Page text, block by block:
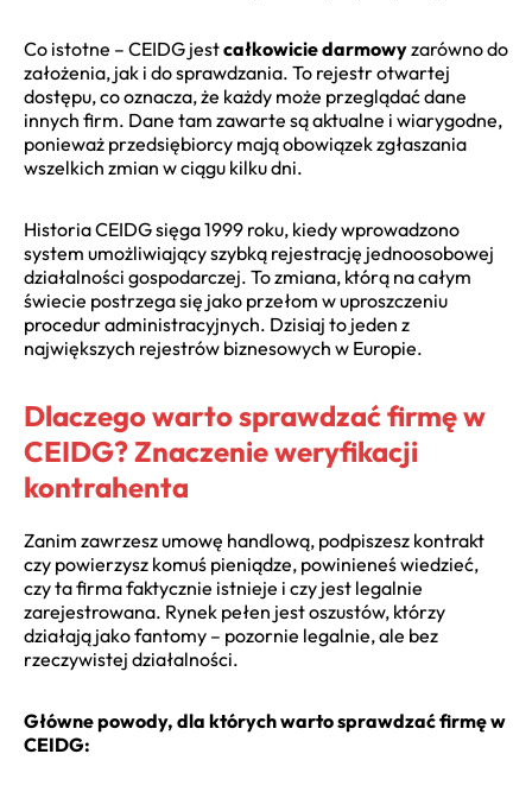
Co istotne – CEIDG jestcałkowicie darmowyzarówno do
założenia, jak i do sprawdzania. To rejestr otwartej
dostępu, co oznacza, że każdy może przeglądać dane
innych firm. Dane tam zawarte są aktualne i wiarygodne,
ponieważ przedsiębiorcy mają obowiązek zgłaszania
wszelkich zmian w ciągu kilku dni.
Historia CEIDG sięga 1999 roku, kiedy wprowadzono
system umożliwiający szybką rejestrację jednoosobowej
działalności gospodarczej. To zmiana, którą na całym
świecie postrzega się jako przełom w uproszczeniu
procedur administracyjnych. Dzisiaj to jeden z
największych rejestrów biznesowych w Europie.
Dlaczego warto sprawdzać firmę w
CEIDG? Znaczenie weryfikacji
kontrahenta
Zanim zawrzesz umowę handlową, podpiszesz kontrakt
czy powierzysz komuś pieniądze, powinieneś wiedzieć,
czy ta firma faktycznie istnieje i czy jest legalnie
zarejestrowana. Rynek pełen jest oszustów, którzy
działają jako fantomy – pozornie legalnie, ale bez
rzeczywistej działalności.
Główne powody, dla których warto sprawdzać firmę w
CEIDG: